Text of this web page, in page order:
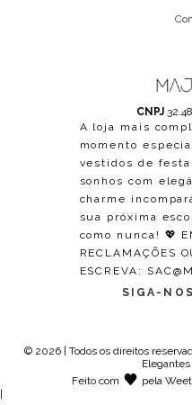
CNPJ
A loja mais
momento
vestidos de
sonhos com
charme
sua próxima
como nunca! 💖
RECLAMAÇÕES
ESCREVA:
SIGA-
© 2026 | Todos os direitos
Feito com
pela
|